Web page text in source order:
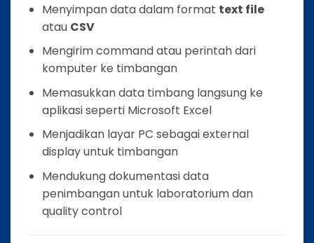
Menyimpan data dalam format text file
atau CSV
Mengirim command atau perintah dari
komputer ke timbangan
Memasukkan data timbang langsung ke
aplikasi seperti Microsoft Excel
Menjadikan layar PC sebagai external
display untuk timbangan
Mendukung dokumentasi data
penimbangan untuk laboratorium dan
quality control